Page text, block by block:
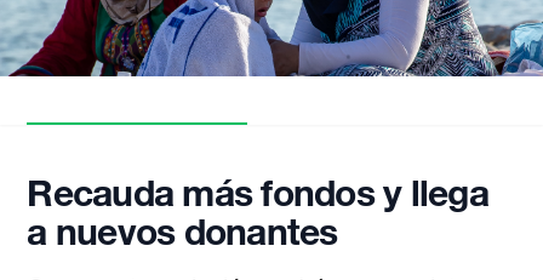
Recauda más fondos y llega
a nuevos donantes